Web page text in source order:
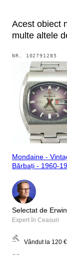
Acest obiect
multe altele
NR. 102791285
Mondaine -
Bărbați - 1960-
Selectat de
Expert în Ceasuri
Vândut la 120 €